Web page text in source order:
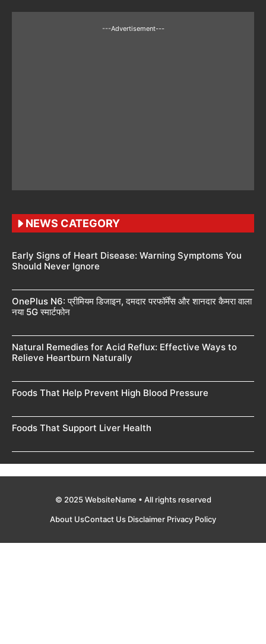
---Advertisement---
NEWS CATEGORY
Early Signs of Heart Disease: Warning Symptoms You
Should Never Ignore
OnePlus N6: प्रीमियम डिजाइन, दमदार परफॉर्मेंस और शानदार कैमरा वाला
नया 5G स्मार्टफोन
Natural Remedies for Acid Reflux: Effective Ways to
Relieve Heartburn Naturally
Foods That Help Prevent High Blood Pressure
Foods That Support Liver Health
© 2025 WebsiteName • All rights reserved
About UsContact Us Disclaimer Privacy Policy